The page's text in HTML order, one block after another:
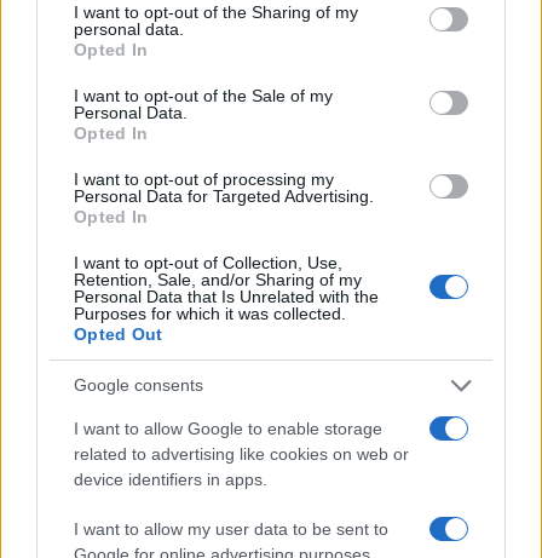
not limited to your visit or usage behaviour. You may click to
grant or deny consent to Google and its third-party tags to
use your data for below specified purposes in below Google
consent section.
I want to opt-out of the Sharing of my
personal data.
Opted In
I want to opt-out of the Sale of my
Personal Data.
Opted In
I want to opt-out of processing my
Personal Data for Targeted Advertising.
Opted In
I want to opt-out of Collection, Use,
Retention, Sale, and/or Sharing of my
Personal Data that Is Unrelated with the
Purposes for which it was collected.
Opted Out
Google consents
I want to allow Google to enable storage
related to advertising like cookies on web or
device identifiers in apps.
I want to allow my user data to be sent to
Google for online advertising purposes.
Sigue leyendo
SALUD Y ALIMENTACIÓN